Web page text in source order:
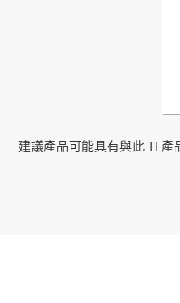
建議產品可能具有與此 TI 產